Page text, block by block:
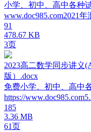
小学、初中、高中各种
www.doc985.com2021
91
478.67 KB
3页
2023高二数学同步讲义
版）.docx
免费小学、初中、高中
https://
185
3.36 MB
61页